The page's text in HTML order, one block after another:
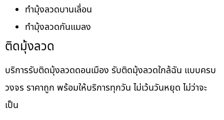
ทำมุ้งลวดบานเลื่อน
ทำมุ้งลวดกันแมลง
ติดมุ้งลวด
บริการรับติดมุ้งลวดดอนเมือง รับติดมุ้งลวดใกล้ฉัน แบบครบ
วงจร ราคาถูก พร้อมให้บริการทุกวัน ไม่เว้นวันหยุด ไม่ว่าจะ
เป็น